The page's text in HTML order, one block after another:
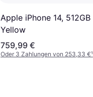
Apple iPhone 14, 512GB
Yellow
759,99 €
Oder 3 Zahlungen von 253,33 €¹